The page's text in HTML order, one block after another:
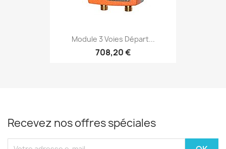
Module 3 Voies Départ...
708,20 €
Recevez nos offres spéciales